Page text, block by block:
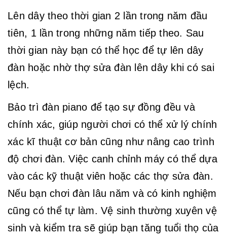
Lên dây theo thời gian 2 lần trong năm đầu
tiên, 1 lần trong những năm tiếp theo. Sau
thời gian này bạn có thể học để tự lên dây
đàn hoặc nhờ thợ sửa đàn lên dây khi có sai
lệch.
Bảo trì đàn piano để tạo sự đồng đều và
chính xác, giúp người chơi có thể xử lý chính
xác kĩ thuật cơ bản cũng như nâng cao trình
độ chơi đàn. Việc canh chỉnh máy có thể dựa
vào các kỹ thuật viên hoặc các thợ sửa đàn.
Nếu bạn chơi đàn lâu năm và có kinh nghiệm
cũng có thể tự làm. Vệ sinh thường xuyên vệ
sinh và kiểm tra sẽ giúp bạn tăng tuổi thọ của